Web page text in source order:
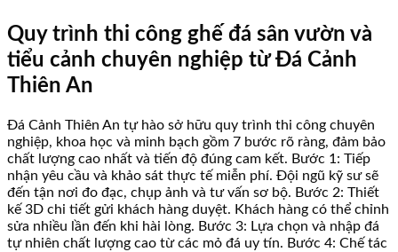
Quy trình thi công ghế đá sân vườn và
tiểu cảnh chuyên nghiệp từ Đá Cảnh
Thiên An
Đá Cảnh Thiên An tự hào sở hữu quy trình thi công chuyên
nghiệp, khoa học và minh bạch gồm 7 bước rõ ràng, đảm bảo
chất lượng cao nhất và tiến độ đúng cam kết. Bước 1: Tiếp
nhận yêu cầu và khảo sát thực tế miễn phí. Đội ngũ kỹ sư sẽ
đến tận nơi đo đạc, chụp ảnh và tư vấn sơ bộ. Bước 2: Thiết
kế 3D chi tiết gửi khách hàng duyệt. Khách hàng có thể chỉnh
sửa nhiều lần đến khi hài lòng. Bước 3: Lựa chọn và nhập đá
tự nhiên chất lượng cao từ các mỏ đá uy tín. Bước 4: Chế tác